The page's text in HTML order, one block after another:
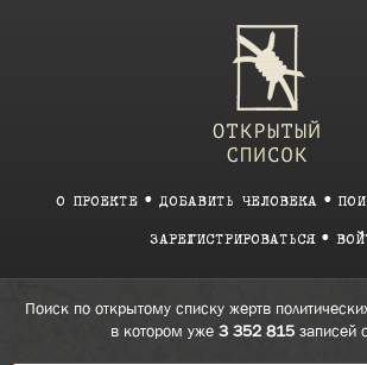
О ПРОЕКТЕ ДОБАВИТЬ ЧЕЛОВЕКА
ЗАРЕГИСТРИРОВАТЬСЯ
Поиск по открытому списку жертв
в котором уже 3 352 815 записей